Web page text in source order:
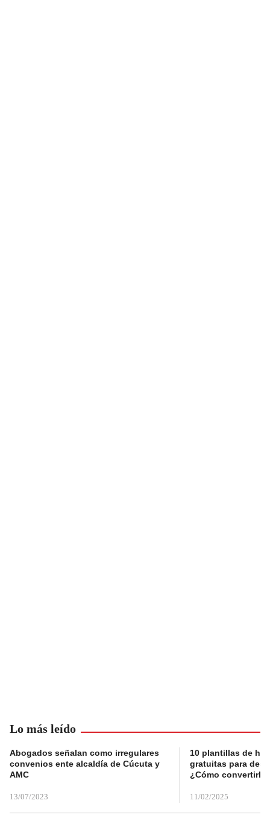
Lo más leído
Abogados señalan como irregulares
convenios ente alcaldía de Cúcuta y
AMC
13/07/2023
10 plantillas de
gratuitas para
¿Cómo convertirla
11/02/2025